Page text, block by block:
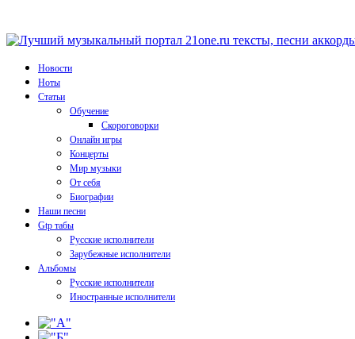
Новости
Ноты
Статьи
Обучение
Скороговорки
Онлайн игры
Концерты
Мир музыки
От себя
Биографии
Наши песни
Gtp табы
Русские исполнители
Зарубежные исполнители
Альбомы
Русские исполнители
Иностранные исполнители